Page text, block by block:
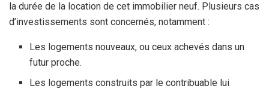
la durée de la location de cet immobilier neuf. Plusieurs cas
d’investissements sont concernés, notamment :
Les logements nouveaux, ou ceux achevés dans un
futur proche.
Les logements construits par le contribuable lui